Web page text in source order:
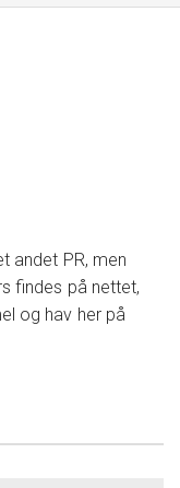
andet PR, men
findes på nettet,
og hav her på